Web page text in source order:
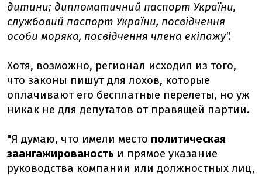
дитини; дипломатичний паспорт України,
службовий паспорт України, посвідчення
особи моряка, посвідчення члена екіпажу".
Хотя, возможно, регионал исходил из того,
что законы пишут для лохов, которые
оплачивают его бесплатные перелеты, но уж
никак не для депутатов от правящей партии.
"Я думаю, что имели место политическая
заангажированость и прямое указание
руководства компании или должностных лиц,